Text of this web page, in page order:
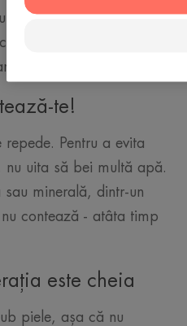
să reaplici cel puțin la
dată când înoți, te
te!
Pentru a evita
nu uita să bei multă apă.
sau minerală, dintr-un
contează - atâta timp
este cheia
piele, așa că nu